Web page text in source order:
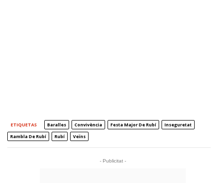
ETIQUETAS Baralles Convivència Festa Major De Rubí
Inseguretat
Rambla De Rubí
Rubí Veïns
- Publicitat -